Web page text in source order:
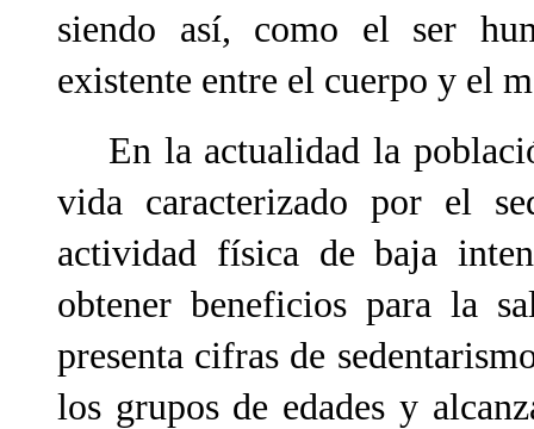
siendo así, como el ser
existente entre el cuerpo y el
En la actualidad la
vida caracterizado por el
actividad física de baja
obtener beneficios para la
presenta cifras de
los grupos de edades y